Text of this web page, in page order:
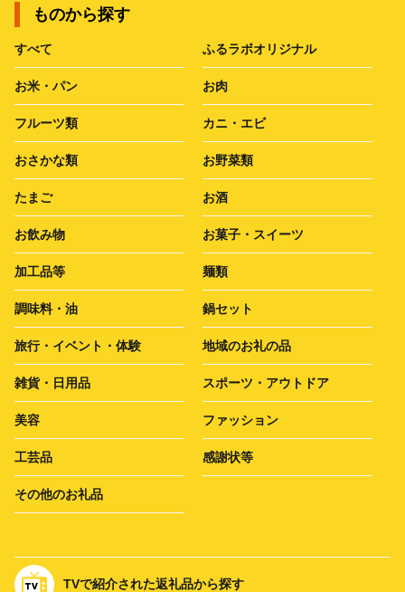
ものから探す
すべて ふるラボオリジナル
お米・パン お肉
フルーツ類 カニ・エビ
おさかな類 お野菜類
たまご お酒
お飲み物 お菓子・スイーツ
加工品等 麺類
調味料・油 鍋セット
旅行・イベント・体験 地域のお礼の品
雑貨・日用品 スポーツ・アウトドア
美容 ファッション
工芸品 感謝状等
その他のお礼品
TVで紹介された返礼品から探す